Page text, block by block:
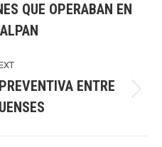
Previous
post:
QUE OPERABAN EN
post:
ENTRE